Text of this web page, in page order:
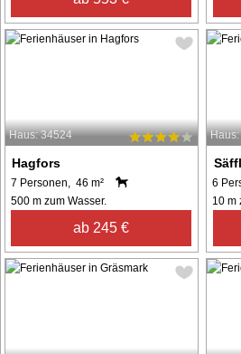
Haus: 34524
Hagfors
7 Personen, 46 m²
500 m zum Wasser.
ab 245 €
6
10 m